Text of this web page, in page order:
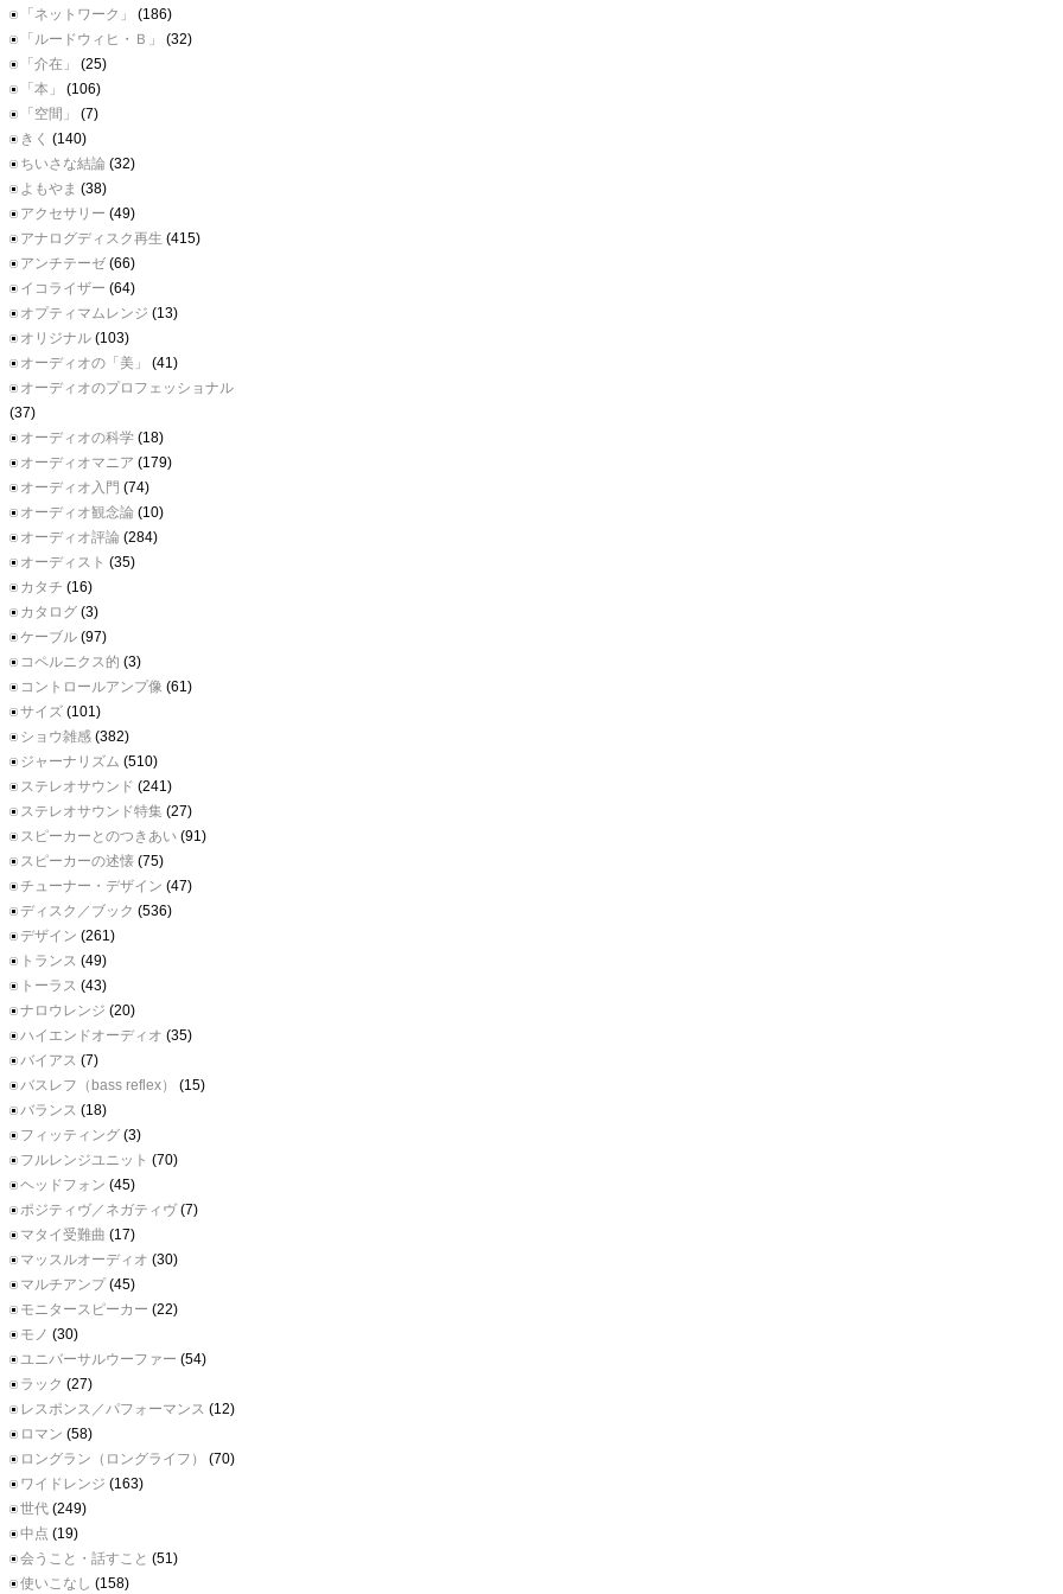
「ネットワーク」
(186)
「ルードウィヒ・Ｂ」
(32)
「介在」
(25)
「本」
(106)
「空間」
(7)
きく (140)
ちいさな結論 (32)
よもやま (38)
アクセサリー (49)
アナログディスク再生 (415)
アンチテーゼ (66)
イコライザー (64)
オプティマムレンジ (13)
オリジナル (103)
オーディオの「美」
(41)
オーディオのプロフェッショナル
(37)
オーディオの科学 (18)
オーディオマニア (179)
オーディオ入門 (74)
オーディオ観念論 (10)
オーディオ評論 (284)
オーディスト (35)
カタチ (16)
カタログ (3)
ケーブル (97)
コペルニクス的 (3)
コントロールアンプ像 (61)
サイズ (101)
ショウ雑感 (382)
ジャーナリズム (510)
ステレオサウンド (241)
ステレオサウンド特集 (27)
スピーカーとのつきあい (91)
スピーカーの述懐 (75)
チューナー・デザイン (47)
ディスク／ブック (536)
デザイン (261)
トランス (49)
トーラス (43)
ナロウレンジ (20)
ハイエンドオーディオ (35)
バイアス (7)
バスレフ（bass reflex）
(15)
バランス (18)
フィッティング (3)
フルレンジユニット (70)
ヘッドフォン (45)
ポジティヴ／ネガティヴ(7)
マタイ受難曲 (17)
マッスルオーディオ (30)
マルチアンプ (45)
モニタースピーカー (22)
モノ (30)
ユニバーサルウーファー (54)
ラック (27)
レスポンス／パフォーマンス (12)
ロマン (58)
ロングラン（ロングライフ）
(70)
ワイドレンジ (163)
世代 (249)
中点 (19)
会うこと・話すこと (51)
使いこなし (158)